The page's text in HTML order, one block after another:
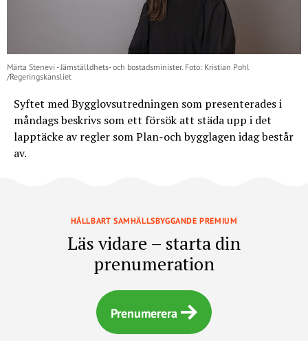
Märta Stenevi - Jämställdhets- och bostadsminister. Foto: Kristian Pohl
/Regeringskansliet
Syftet med Bygglovsutredningen som presenterades i
måndags beskrivs som ett försök att städa upp i det
lapptäcke av regler som Plan-och bygglagen idag består
av.
HÅLLBART SAMHÄLLSBYGGANDE PREMIUM
Läs vidare – starta din
prenumeration
Prenumerera